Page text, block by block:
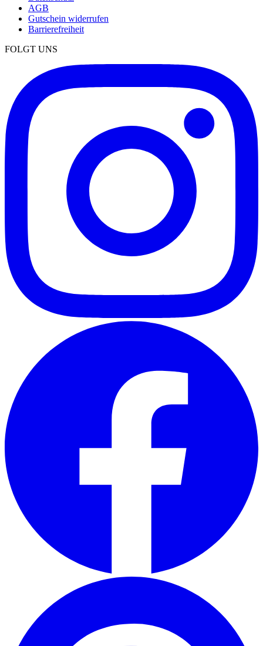
AGB
Gutschein widerrufen
Barrierefreiheit
FOLGT UNS